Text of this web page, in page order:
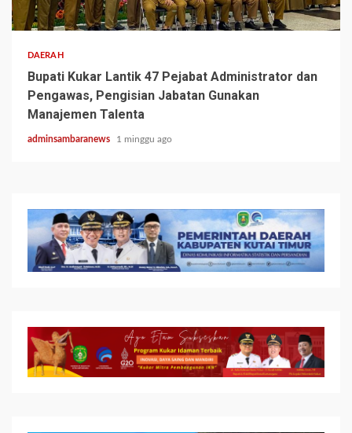
3 min read
DAERAH
Bupati Kukar Lantik 47 Pejabat Administrator dan
Pengawas, Pengisian Jabatan Gunakan
Manajemen Talenta
adminsambaranews 1 minggu ago